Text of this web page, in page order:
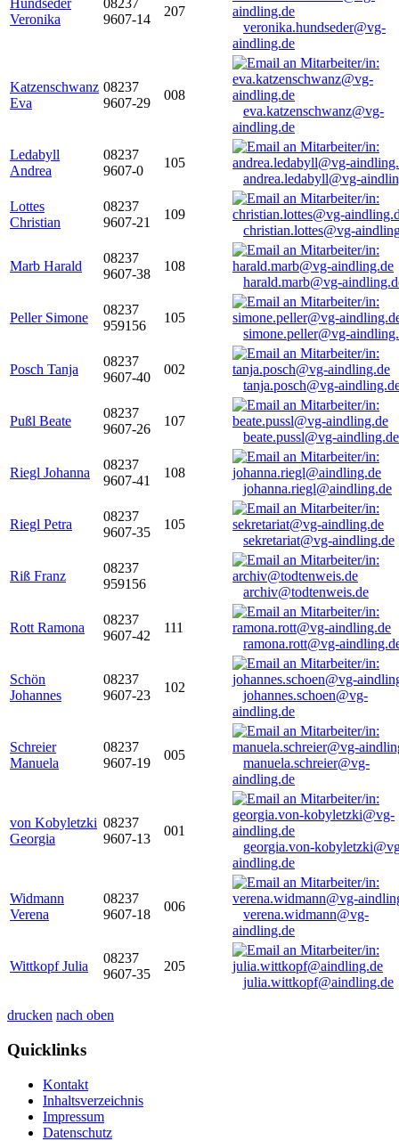
Hundseder
Veronika
08237
9607-14
207
veronika.hundseder@vg-
aindling.de
Katzenschwanz
Eva
08237
9607-29
008
eva.katzenschwanz@vg-
aindling.de
Ledabyll
Andrea
08237
9607-0
105
andrea.ledabyll@vg-
Lottes
Christian
08237
9607-21
109
christian.lottes@vg-
Marb Harald
08237
9607-38
108
harald.marb@vg-
Peller Simone
08237
959156
105
simone.peller@vg-
Posch Tanja
08237
9607-40
002
tanja.posch@vg-
Pußl Beate
08237
9607-26
107
beate.pussl@vg-aindling.de
Riegl Johanna
08237
9607-41
108
johanna.riegl@aindling.de
Riegl Petra
08237
9607-35
105
sekretariat@vg-aindling.de
Riß Franz
08237
959156
archiv@todtenweis.de
Rott Ramona
08237
9607-42
111
ramona.rott@vg-
Schön
Johannes
08237
9607-23
102
johannes.schoen@vg-
aindling.de
Schreier
Manuela
08237
9607-19
005
manuela.schreier@vg-
aindling.de
von Kobyletzki
Georgia
08237
9607-13
001
georgia.von-
aindling.de
Widmann
Verena
08237
9607-18
006
verena.widmann@vg-
aindling.de
Wittkopf Julia
08237
9607-35
205
julia.wittkopf@aindling.de
drucken nach oben
Quicklinks
Kontakt
Inhaltsverzeichnis
Impressum
Datenschutz